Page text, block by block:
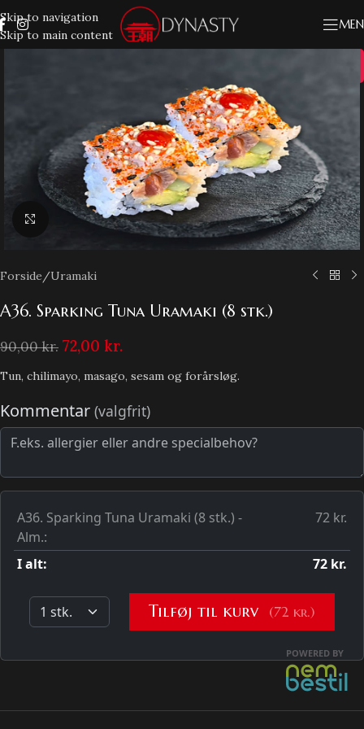
Skip to navigation
Skip to main content
Klik for at forstørre
Forside /Uramaki
A36. Sparking Tuna Uramaki (8 stk.)
90,00kr. 72,00 kr.
Tun, chilimayo, masago, sesam og forårsløg.